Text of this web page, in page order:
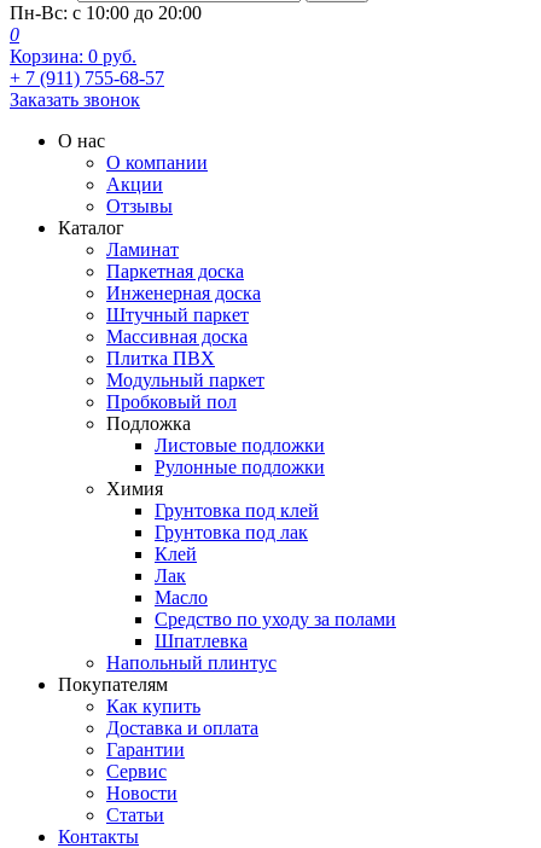
Пн-Вс: с 10:00 до 20:00
0
Корзина: 0 руб.
+ 7 (911) 755-68-57
Заказать звонок
О нас
О компании
Акции
Отзывы
Каталог
Ламинат
Паркетная доска
Инженерная доска
Штучный паркет
Массивная доска
Плитка ПВХ
Модульный паркет
Пробковый пол
Подложка
Листовые подложки
Рулонные подложки
Химия
Грунтовка под клей
Грунтовка под лак
Клей
Лак
Масло
Средство по уходу за полами
Шпатлевка
Напольный плинтус
Покупателям
Как купить
Доставка и оплата
Гарантии
Сервис
Новости
Статьи
Контакты